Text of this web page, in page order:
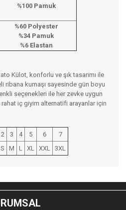
%100 Pamuk
%60 Polyester
%34 Pamuk
%6 Elastan
Külot, konforlu ve şık tasarımı ile
ribana kumaşı sayesinde gün boyu
seçenekleri ile her zevke uygun
rahat iç giyim alternatifi arayanlar için
2 3 4 5 6
7
S M L XL XXL 3XL
ürün açıklamalarında ve diğer
noktaları öneri formunu